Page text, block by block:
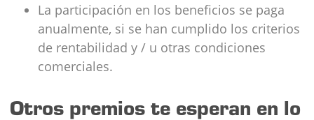
La participación en los beneficios se paga
anualmente, si se han cumplido los criterios
de rentabilidad y / u otras condiciones
comerciales.
Otros premios te esperan en lo